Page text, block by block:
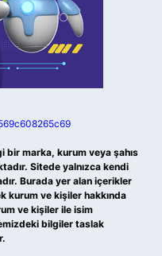
bir marka, kurum veya şahıs
Sitede yalnızca kendi
Burada yer alan içerikler
kurum ve kişiler hakkında
ve kişiler ile isim
bilgiler taslak